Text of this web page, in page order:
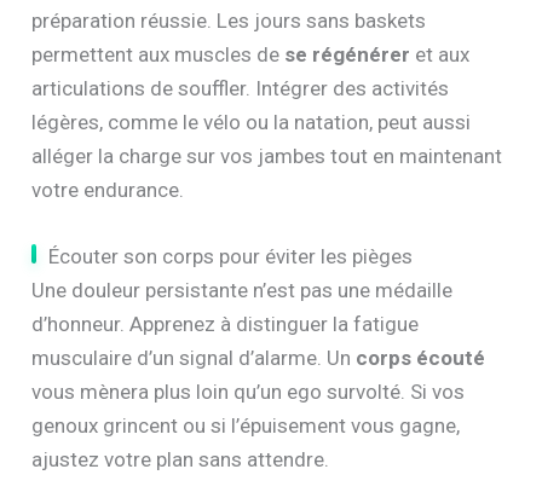
préparation réussie. Les jours sans baskets
permettent aux muscles de se régénérer et aux
articulations de souffler. Intégrer des activités
légères, comme le vélo ou la natation, peut aussi
alléger la charge sur vos jambes tout en maintenant
votre endurance.
Écouter son corps pour éviter les pièges
Une douleur persistante n’est pas une médaille
d’honneur. Apprenez à distinguer la fatigue
musculaire d’un signal d’alarme. Un corps écouté
vous mènera plus loin qu’un ego survolté. Si vos
genoux grincent ou si l’épuisement vous gagne,
ajustez votre plan sans attendre.